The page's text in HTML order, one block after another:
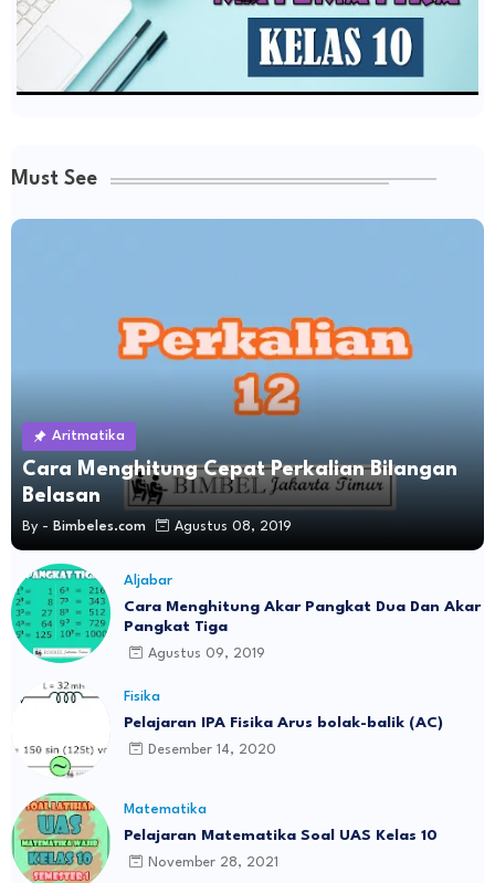
Must See
Aritmatika
Cara Menghitung Cepat Perkalian Bilangan
Belasan
By - Bimbeles.com Agustus 08, 2019
Aljabar
Cara Menghitung Akar Pangkat Dua Dan Akar
Pangkat Tiga
Agustus 09, 2019
Fisika
Pelajaran IPA Fisika Arus bolak-balik (AC)
Desember 14, 2020
Matematika
Pelajaran Matematika Soal UAS Kelas 10
November 28, 2021